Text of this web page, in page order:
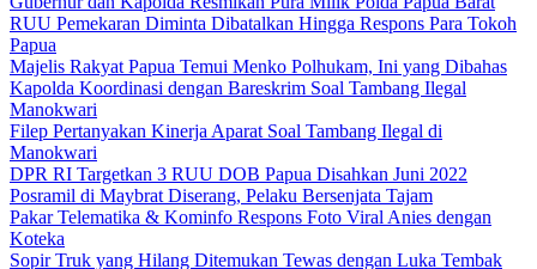
RUU Pemekaran Diminta Dibatalkan Hingga Respons Para Tokoh
Papua
Majelis Rakyat Papua Temui Menko Polhukam, Ini yang Dibahas
Kapolda Koordinasi dengan Bareskrim Soal Tambang Ilegal
Manokwari
Filep Pertanyakan Kinerja Aparat Soal Tambang Ilegal di
Manokwari
DPR RI Targetkan 3 RUU DOB Papua Disahkan Juni 2022
Posramil di Maybrat Diserang, Pelaku Bersenjata Tajam
Pakar Telematika & Kominfo Respons Foto Viral Anies dengan
Koteka
Sopir Truk yang Hilang Ditemukan Tewas dengan Luka Tembak